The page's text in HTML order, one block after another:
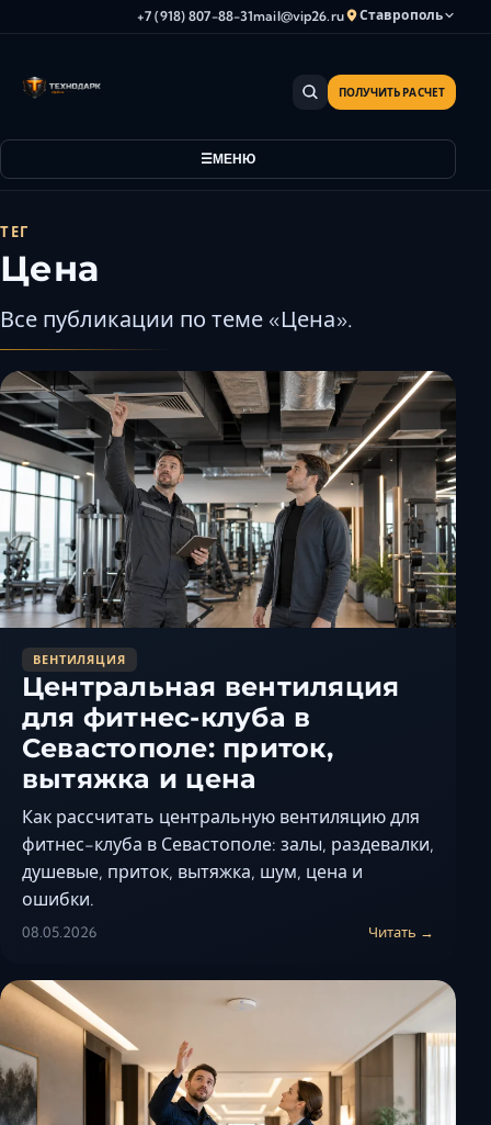
+7 (918) 807-88-31mail@vip26.ru Ставрополь
Анапа
Дербент
Евпатория
Камышин
Каспийск
Керчь
Кисловодск
Краснодар
Магас
Минеральные Воды
Пятигорск
Симферополь
Ставрополь
Таганрог
Феодосия
Шахты
МЕНЮ
ПОЛУЧИТЬ РАСЧЕТ
ТЕГ
Цена
Все публикации по теме «Цена».
ВЕНТИЛЯЦИЯ
Центральная вентиляция
для фитнес-клуба в
Севастополе: приток,
вытяжка и цена
Как рассчитать центральную вентиляцию для
фитнес-клуба в Севастополе: залы, раздевалки,
душевые, приток, вытяжка, шум, цена и
ошибки.
08.05.2026 Читать →